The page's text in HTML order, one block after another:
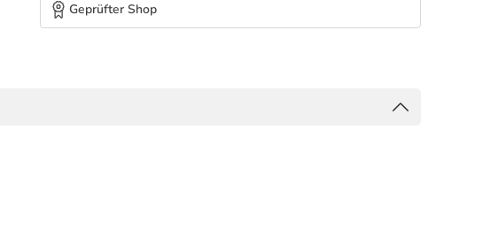
Geprüfter Shop